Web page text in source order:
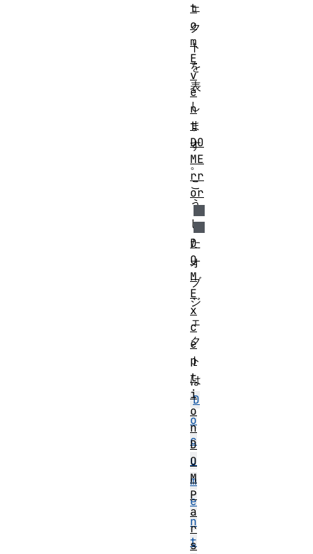
ェ
ク
ト
を
表
し
ま
す
。
こ
う
し
た
オ
ブ
ジ
ェ
ク
ト
は
D
o
c
u
m
e
n
t
t
o
m
E
v
e
n
t
DO
ME
rr
or
D
O
M
E
x
c
e
p
t
i
o
n
D
O
M
P
a
r
s